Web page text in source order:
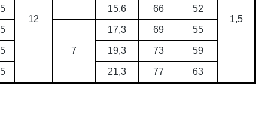
12 1,5
15,6 66 52
7
17,3 69 55
19,3 73 59
21,3 77 63